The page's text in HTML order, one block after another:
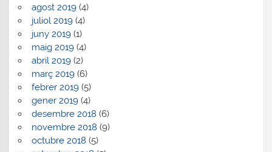
agost 2019(4)
juliol 2019(4)
juny 2019(1)
maig 2019(4)
abril 2019(2)
març 2019(6)
febrer 2019(5)
gener 2019(4)
desembre 2018 (6)
novembre 2018 (9)
octubre 2018 (5)